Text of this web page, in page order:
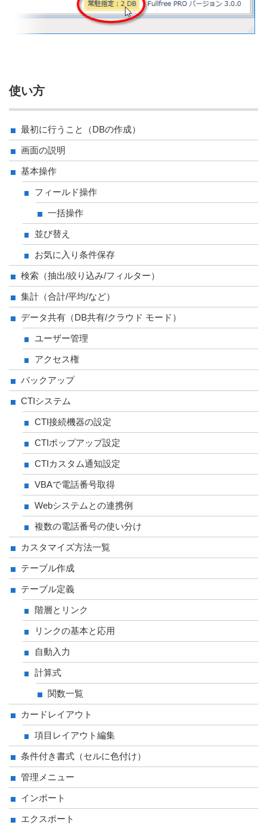
使い方
最初に行うこと（DBの作成）
画面の説明
基本操作
フィールド操作
一括操作
並び替え
お気に入り条件保存
検索（抽出/絞り込み/フィルター）
集計（合計/平均/など）
データ共有（DB共有/クラウド モード）
ユーザー管理
アクセス権
バックアップ
CTIシステム
CTI接続機器の設定
CTIポップアップ設定
CTIカスタム通知設定
VBAで電話番号取得
Webシステムとの連携例
複数の電話番号の使い分け
カスタマイズ方法一覧
テーブル作成
テーブル定義
階層とリンク
リンクの基本と応用
自動入力
計算式
関数一覧
カードレイアウト
項目レイアウト編集
条件付き書式（セルに色付け）
管理メニュー
インポート
エクスポート